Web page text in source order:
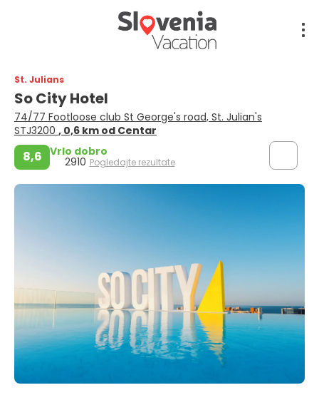
St. Julians
So City Hotel
74/77 Footloose club St George's road, St. Julian's
STJ3200 , 0,6 km od Centar
8,6 Vrlo dobro
2910 Pogledajte rezultate